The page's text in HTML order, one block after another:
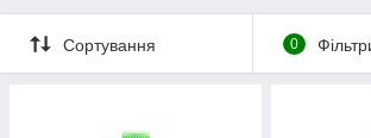
Сортування 0